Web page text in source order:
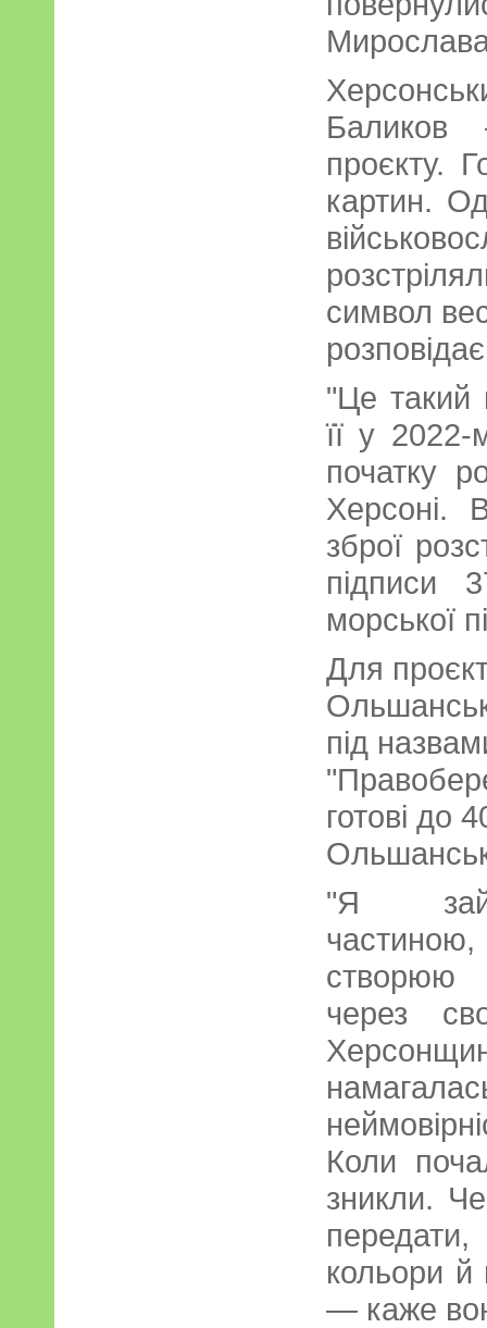
проєкту.
картин.
символ
"Це
її у
початку
Херсоні.
зброї
підписи
морської
Для
під
готові до
"Я
частиною,
створюю
через
Коли
зникли.
кольори
— каже